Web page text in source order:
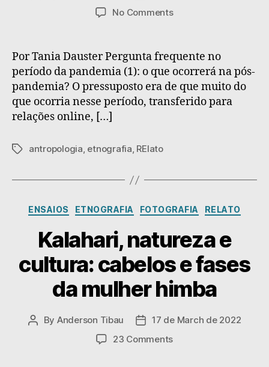
No Commentson
passagem
e
aprendizagens
de
expressão
Por Tania Dauster Pergunta frequente no
período da pandemia (1): o que ocorrerá na pós-
pandemia? O pressuposto era de que muito do
que ocorria nesse período, transferido para
relações online, […]
Tagsantropologia, etnografia, RElato
Categories
ENSAIOS ETNOGRAFIA FOTOGRAFIA RELATO
Kalahari, natureza e
cultura: cabelos e fases
da mulher himba
Post
By Anderson Tibau
Post17 de March de 2022
23 Commentson